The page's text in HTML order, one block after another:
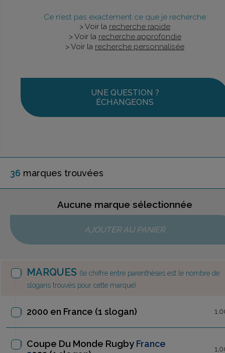
Ce n’est pas exactement ce que je recherche
> Voir la recherche rapide
> Voir la recherche approfondie
> Voir la recherche personnalisée
UNE QUESTION ?
ÉCHANGEONS
36 marques trouvées
Aucune marque sélectionnée
AJOUTER AU PANIER
MARQUES (le chiffre entre parenthèses est le nombre de
slogans trouvés pour cette marque)
2000 en France (1 slogan)
Coupe Du Monde Rugby France